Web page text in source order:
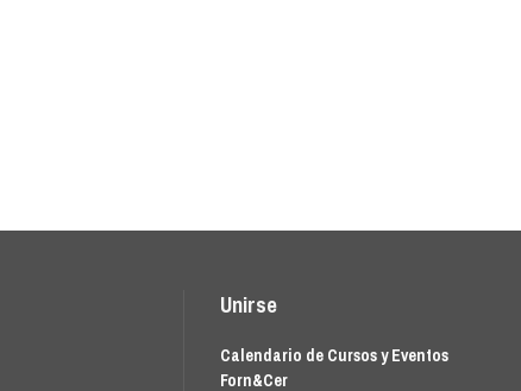
Unirse
Calendario de Cursos y Eventos
Forn&Cer